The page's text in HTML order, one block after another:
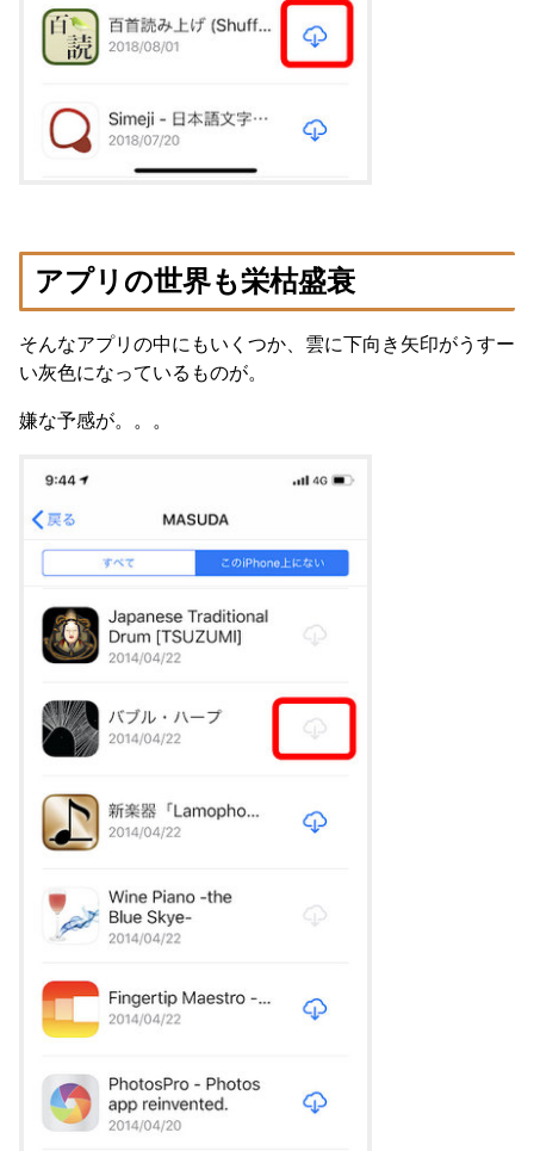
アプリの世界も栄枯盛衰
そんなアプリの中にもいくつか、雲に下向き矢印がうすー
い灰色になっているものが。
嫌な予感が。。。